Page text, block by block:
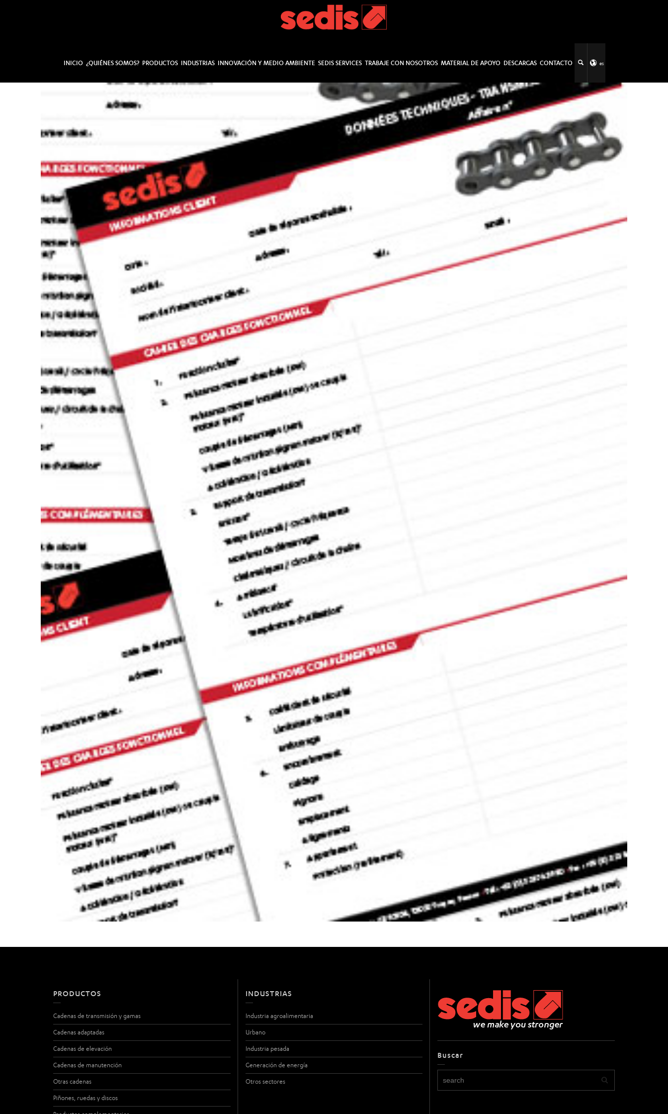
INICIO ¿QUIÉNES SOMOS? PRODUCTOS INDUSTRIAS INNOVACIÓN Y MEDIO AMBIENTE SEDIS SERVICES TRABAJE CON NOSOTROS MATERIAL DE APOYO DESCARGAS CONTACTO es
PRODUCTOS
Cadenas de transmisión y gamas
Cadenas adaptadas
Cadenas de elevación
Cadenas de manutención
Otras cadenas
Piñones, ruedas y discos
INDUSTRIAS
Industria agroalimentaria
Urbano
Industria pesada
Generación de energía
Otros sectores
Buscar